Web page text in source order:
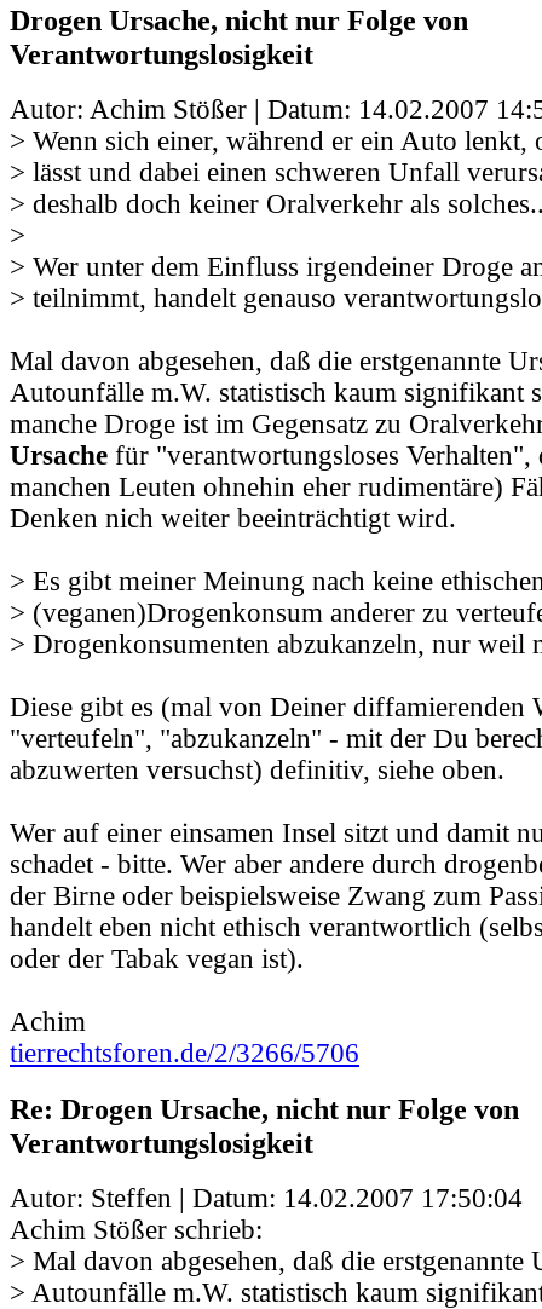
Drogen Ursache, nicht nur Folge von
Verantwortungslosigkeit
Autor: Achim Stößer | Datum: 14.02.2007
> Wenn sich einer, während er ein Auto lenkt,
> lässt und dabei einen schweren Unfall
> deshalb doch keiner Oralverkehr als
>
> Wer unter dem Einfluss irgendeiner Droge
> teilnimmt, handelt genauso
Mal davon abgesehen, daß die erstgenannte
Autounfälle m.W. statistisch kaum signifikant
manche Droge ist im Gegensatz zu
Ursache für "verantwortungsloses Verhalten",
manchen Leuten ohnehin eher rudimentäre)
Denken nich weiter beeinträchtigt wird.
> Es gibt meiner Meinung nach keine
> (veganen)Drogenkonsum anderer zu
> Drogenkonsumenten abzukanzeln, nur weil
Diese gibt es (mal von Deiner diffamierenden
"verteufeln", "abzukanzeln" - mit der Du
abzuwerten versuchst) definitiv, siehe oben.
Wer auf einer einsamen Insel sitzt und damit
schadet - bitte. Wer aber andere durch
der Birne oder beispielsweise Zwang zum
handelt eben nicht ethisch verantwortlich
oder der Tabak vegan ist).
Achim
tierrechtsforen.de/2/3266/5706
Re: Drogen Ursache, nicht nur Folge von
Verantwortungslosigkeit
Autor: Steffen | Datum: 14.02.2007 17:50:04
Achim Stößer schrieb:
> Mal davon abgesehen, daß die erstgenannte
> Autounfälle m.W. statistisch kaum